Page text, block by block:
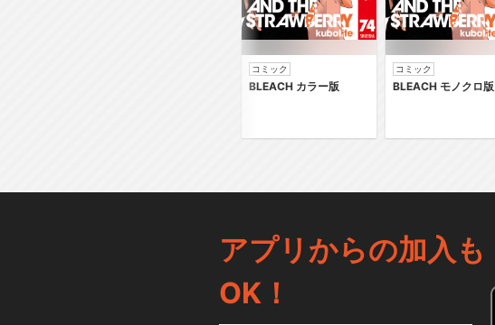
コミック
BLEACH カラー版
コミック
BLEACH モノクロ版
アプリからの加入も
OK！